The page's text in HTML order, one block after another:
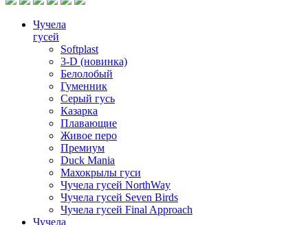
Чучела
гусей
Softplast
3-D (новинка)
Белолобый
Гуменник
Серый гусь
Казарка
Плавающие
Живое перо
Премиум
Duck Mania
Махокрылы гуси
Чучела гусей NorthWay
Чучела гусей Seven Birds
Чучела гусей Final Approach
Чучела